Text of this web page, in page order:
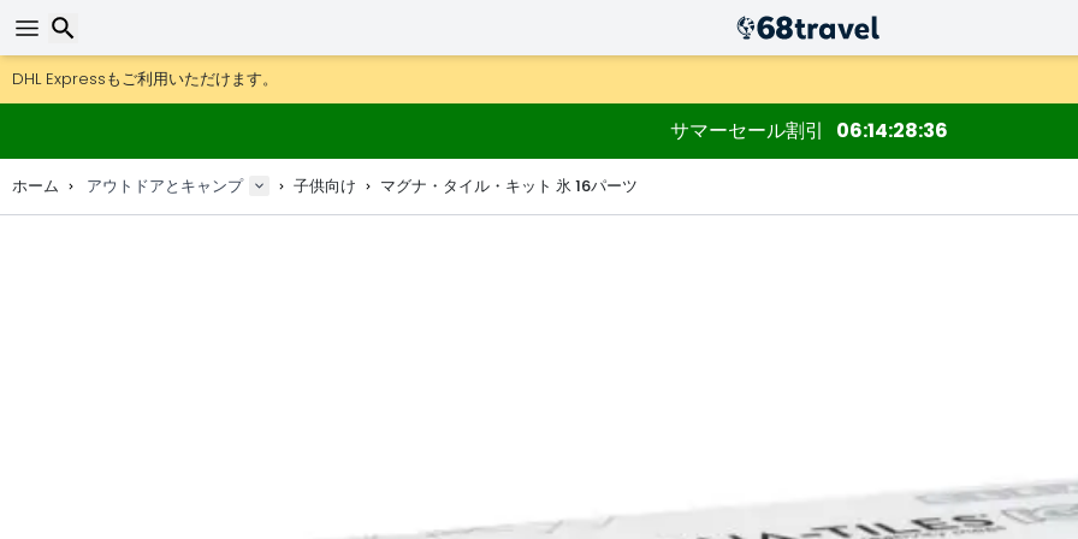
DHL Expressもご利用いただけます。
返品は30日間、木製マップやデコは90日間OK.
サマーセール割引 06 14 28 35
ホーム アウトドアとキャンプ 子供向け マグナ・タイル・キット 氷 16パーツ